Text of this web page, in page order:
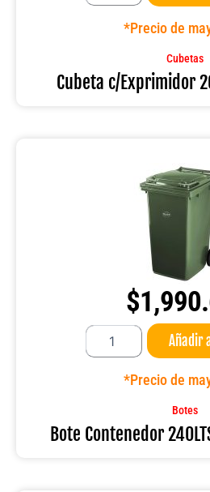
20
LTS.AMA.B038*Precio de
Cubetas
Cubeta c/Exprimidor
$
Bote
Contenedor
240LTS
C/RUEDAS
Añadir
*Precio de
Botes
Bote Contenedor